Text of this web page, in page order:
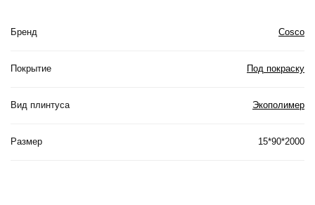
Бренд Cosco
Покрытие Под покраску
Вид плинтуса Экополимер
Размер 15*90*2000